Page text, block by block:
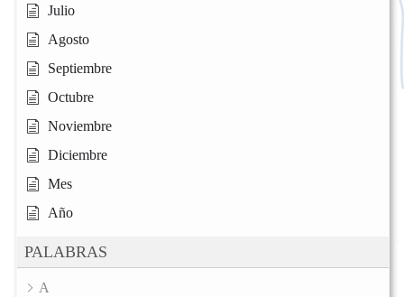
Julio
Agosto
Septiembre
Octubre
Noviembre
Diciembre
Mes
Año
PALABRAS
A